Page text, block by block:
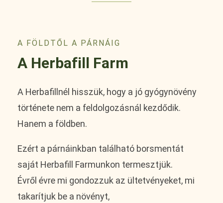
A FÖLDTŐL A PÁRNÁIG
A Herbafill Farm
A Herbafillnél hisszük, hogy a jó gyógynövény
története nem a feldolgozásnál kezdődik.
Hanem a földben.
Ezért a párnáinkban található borsmentát
saját Herbafill Farmunkon termesztjük.
Évről évre mi gondozzuk az ültetvényeket, mi
takarítjuk be a növényt,